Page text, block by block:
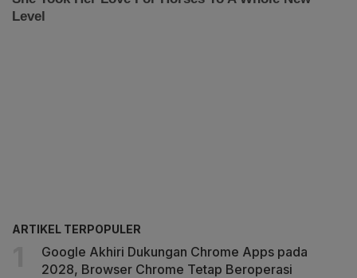
ARTIKEL TERPOPULER
Google Akhiri Dukungan Chrome Apps pada
2028, Browser Chrome Tetap Beroperasi